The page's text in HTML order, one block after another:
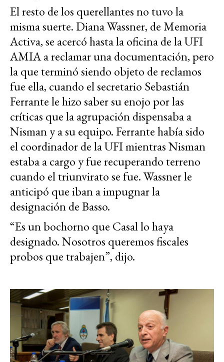
El resto de los querellantes no tuvo la
misma suerte. Diana Wassner, de Memoria
Activa, se acercó hasta la oficina de la UFI
AMIA a reclamar una documentación, pero
la que terminó siendo objeto de reclamos
fue ella, cuando el secretario Sebastián
Ferrante le hizo saber su enojo por las
críticas que la agrupación dispensaba a
Nisman y a su equipo. Ferrante había sido
el coordinador de la UFI mientras Nisman
estaba a cargo y fue recuperando terreno
cuando el triunvirato se fue. Wassner le
anticipó que iban a impugnar la
designación de Basso.
“Es un bochorno que Casal lo haya
designado. Nosotros queremos fiscales
probos que trabajen”, dijo.